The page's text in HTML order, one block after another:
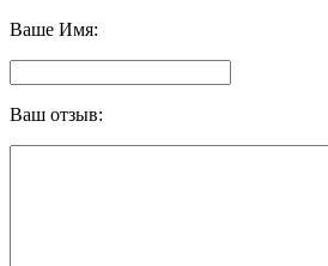
Ваше Имя:
Ваш отзыв: